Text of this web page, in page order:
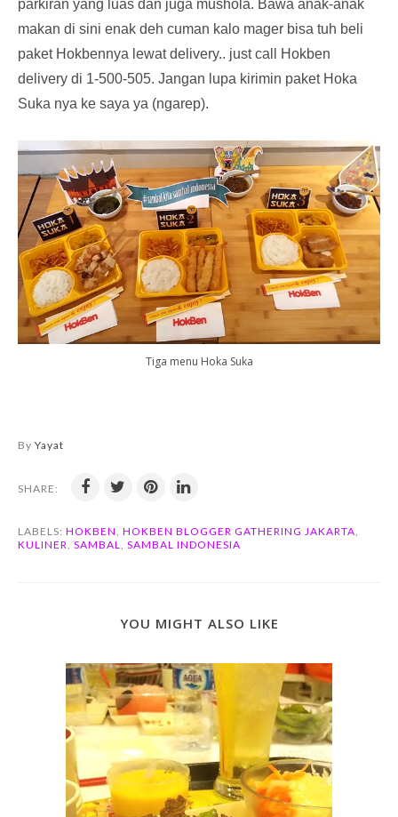
parkiran yang luas dan juga mushola. Bawa anak-anak
makan di sini enak deh cuman kalo mager bisa tuh beli
paket Hokbennya lewat delivery.. just call Hokben
delivery di 1-500-505. Jangan lupa kirimin paket Hoka
Suka nya ke saya ya (ngarep).
Tiga menu Hoka Suka
By Yayat
SHARE:
LABELS: HOKBEN, HOKBEN BLOGGER GATHERING JAKARTA,
KULINER, SAMBAL, SAMBAL INDONESIA
YOU MIGHT ALSO LIKE